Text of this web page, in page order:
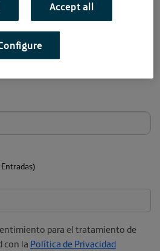
para el tratamiento de
con la Política de Privacidad
Accept all